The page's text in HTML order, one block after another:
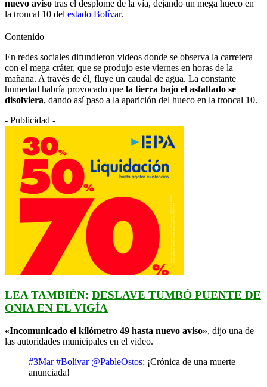
nuevo aviso tras el desplome de la vía, dejando un mega hueco en
la troncal 10 del estado Bolívar.
Contenido
En redes sociales difundieron videos donde se observa la carretera
con el mega cráter, que se produjo este viernes en horas de la
mañana. A través de él, fluye un caudal de agua. La constante
humedad habría provocado que la tierra bajo el asfaltado se
disolviera, dando así paso a la aparición del hueco en la troncal 10.
- Publicidad -
LEA TAMBIÉN: DESLAVE TUMBÓ PUENTE DE
ONIA EN EL VIGÍA
«Incomunicado el kilómetro 49 hasta nuevo aviso», dijo una de
las autoridades municipales en el video.
#3Mar #Bolívar @PableOstos: ¡Crónica de una muerte
anunciada!